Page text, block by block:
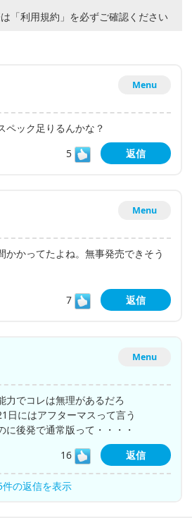
「利用規約」 を必ずご確認ください
Menu
ペック足りるんかな？
5
返信
Menu
かかってたよね。無事発売できそう
7
返信
Menu
力でコレは無理があるだろ
日にはアフターマスって言う
に後発で通常版って・・・・
16
返信
件の返信を表示